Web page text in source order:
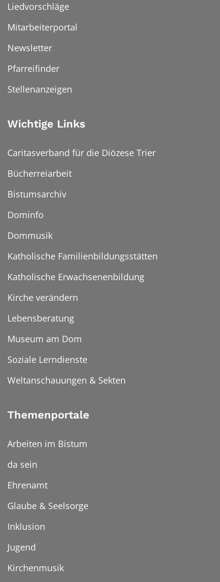
Liedvorschläge
Mitarbeiterportal
Newsletter
Pfarreifinder
Stellenanzeigen
Wichtige Links
Caritasverband für die Diözese Trier
Bücherreiarbeit
Bistumsarchiv
Dominfo
Dommusik
Katholische Familienbildungsstätten
Katholische Erwachsenenbildung
Kirche verändern
Lebensberatung
Museum am Dom
Soziale Lerndienste
Weltanschauungen & Sekten
Themenportale
Arbeiten im Bistum
da sein
Ehrenamt
Glaube & Seelsorge
Inklusion
Jugend
Kirchenmusik